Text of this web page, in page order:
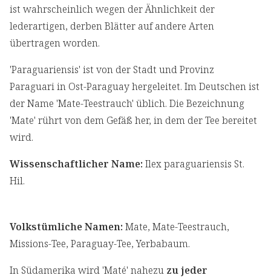
ist wahrscheinlich wegen der Ähnlichkeit der
lederartigen, derben Blätter auf andere Arten
übertragen worden.
'Paraguariensis' ist von der Stadt und Provinz
Paraguari in Ost-Paraguay hergeleitet. Im Deutschen ist
der Name 'Mate-Teestrauch' üblich. Die Bezeichnung
'Mate' rührt von dem Gefäß her, in dem der Tee bereitet
wird.
Wissenschaftlicher Name: Ilex paraguariensis St.
Hil.
Volkstümliche Namen: Mate, Mate-Teestrauch,
Missions-Tee, Paraguay-Tee, Yerbabaum.
In Südamerika wird 'Maté' nahezu zu jeder